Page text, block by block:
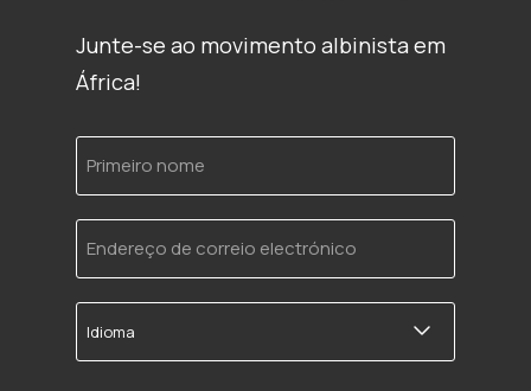
Junte-se ao movimento albinista em
África!
Primeiro
nome
Endereço
de
correio
electrónico
Idioma